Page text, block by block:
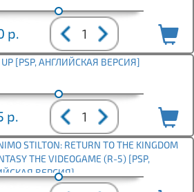
р.
UP [PSP, АНГЛИЙСКАЯ ВЕРСИЯ]
р.
STILTON: RETURN TO THE KINGDOM
THE VIDEOGAME (R-5) [PSP,
ВЕРСИЯ]